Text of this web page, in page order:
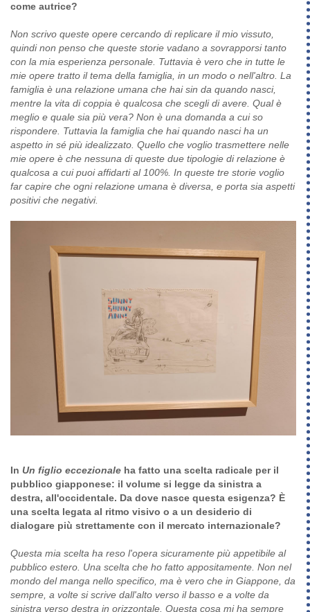
come autrice?
Non scrivo queste opere cercando di replicare il mio vissuto,
quindi non penso che queste storie vadano a sovrapporsi tanto
con la mia esperienza personale. Tuttavia è vero che in tutte le
mie opere tratto il tema della famiglia, in un modo o nell'altro. La
famiglia è una relazione umana che hai sin da quando nasci,
mentre la vita di coppia è qualcosa che scegli di avere. Qual è
meglio e quale sia più vera? Non è una domanda a cui so
rispondere. Tuttavia la famiglia che hai quando nasci ha un
aspetto in sé più idealizzato. Quello che voglio trasmettere nelle
mie opere è che nessuna di queste due tipologie di relazione è
qualcosa a cui puoi affidarti al 100%. In queste tre storie voglio
far capire che ogni relazione umana è diversa, e porta sia aspetti
positivi che negativi.
In Un figlio eccezionale ha fatto una scelta radicale per il
pubblico giapponese: il volume si legge da sinistra a
destra, all'occidentale. Da dove nasce questa esigenza? È
una scelta legata al ritmo visivo o a un desiderio di
dialogare più strettamente con il mercato internazionale?
Questa mia scelta ha reso l'opera sicuramente più appetibile al
pubblico estero. Una scelta che ho fatto appositamente. Non nel
mondo del manga nello specifico, ma è vero che in Giappone, da
sempre, a volte si scrive dall'alto verso il basso e a volte da
sinistra verso destra in orizzontale. Questa cosa mi ha sempre